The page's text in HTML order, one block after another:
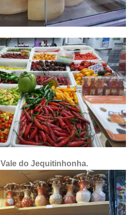
Vale do Jequitinhonha.